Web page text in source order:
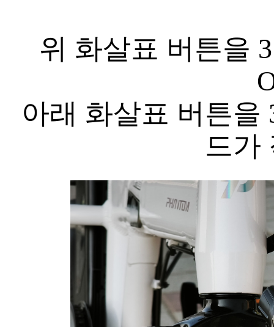
위 화살표 버튼을
아래 화살표 버튼을
드가